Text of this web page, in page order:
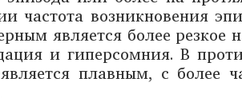
частота возникновения
является более резкое
и гиперсомния. В
плавным, с более